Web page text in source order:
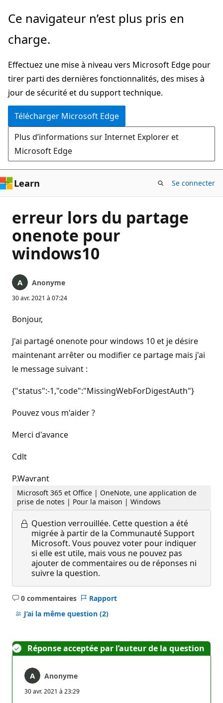
Passer
directement
au
principal
Ce navigateur n’est plus pris en
charge.
Effectuez une mise à niveau vers Microsoft Edge pour
tirer parti des dernières fonctionnalités, des mises à
jour de sécurité et du support technique.
Télécharger Microsoft Edge
Plus d’informations sur Internet Explorer et
Microsoft Edge
Learn Se connecter
erreur lors du partage
onenote pour
windows10
Anonyme
30 avr. 2021 à 07:24
Bonjour,
J'ai partagé onenote pour windows 10 et je désire
maintenant arrêter ou modifier ce partage mais j'ai
le message suivant :
{"status":-1,"code":"MissingWebForDigestAuth"}
Pouvez vous m'aider ?
Merci d'avance
Cdlt
P.Wavrant
Microsoft 365 et Office | OneNote, une application de
prise de notes | Pour la maison | Windows
Question verrouillée. Cette question a été
migrée à partir de la Communauté Support
Microsoft. Vous pouvez voter pour indiquer
si elle est utile, mais vous ne pouvez pas
ajouter de commentaires ou de réponses ni
suivre la question.
0 commentaires
Aucun
commentaire
Rapport
J’ai la même question (2)
Réponse acceptée par l’auteur de la question
Anonyme
30 avr. 2021 à 23:29